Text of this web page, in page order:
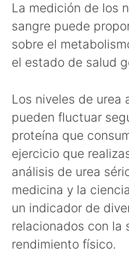
La medición de los
sangre puede
sobre el
el estado de salud
Los niveles de
pueden fluctuar
proteína que
ejercicio que
análisis de urea
medicina y la
un indicador de
relacionados con la
rendimiento físico.